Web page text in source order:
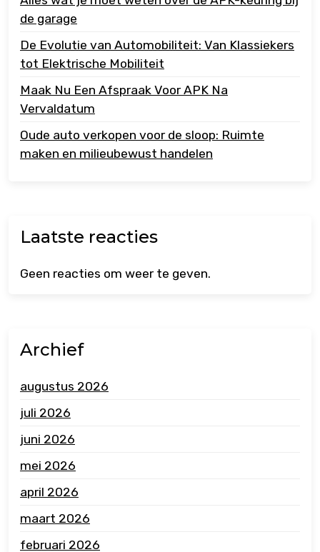
de garage
De Evolutie van Automobiliteit: Van Klassiekers
tot Elektrische Mobiliteit
Maak Nu Een Afspraak Voor APK Na
Vervaldatum
Oude auto verkopen voor de sloop: Ruimte
maken en milieubewust handelen
Laatste reacties
Geen reacties om weer te geven.
Archief
augustus 2026
juli 2026
juni 2026
mei 2026
april 2026
maart 2026
februari 2026